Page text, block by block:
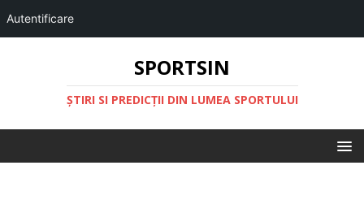
Autentificare
SPORTSIN
ŞTIRI SI PREDICŢII DIN LUMEA SPORTULUI